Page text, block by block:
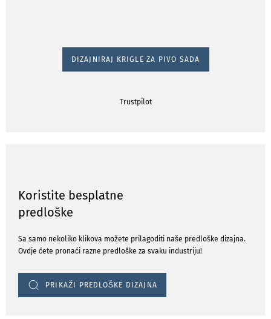
DIZAJNIRAJ KRIGLE ZA PIVO SADA
Trustpilot
Koristite besplatne
predloške
Sa samo nekoliko klikova možete prilagoditi naše predloške dizajna.
Ovdje ćete pronaći razne predloške za svaku industriju!
PRIKAŽI PREDLOŠKE DIZAJNA